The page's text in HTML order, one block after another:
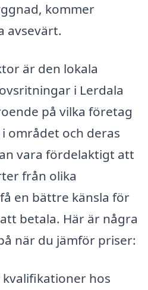
kommer
avsevärt.
är den lokala
i Lerdala
på vilka företag
området och deras
vara fördelaktigt att
från olika
en bättre känsla för
betala. Här är några
när du jämför priser:
hos